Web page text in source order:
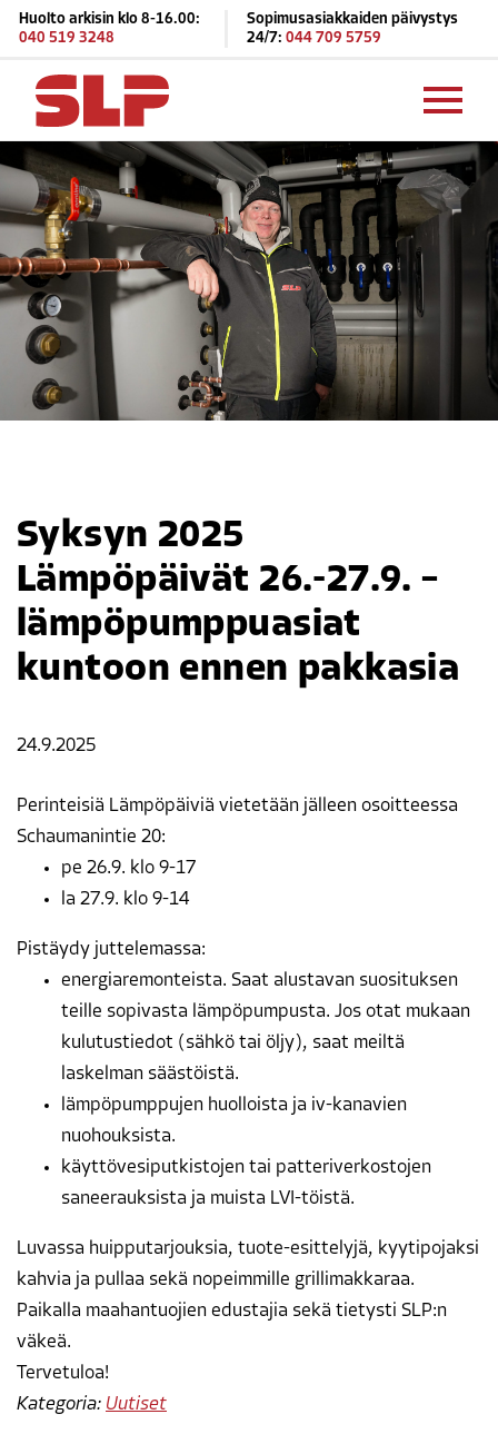
Huolto arkisin klo 8-16.00:
040 519 3248
Sopimusasiakkaiden päivystys
24/7: 044 709 5759
Syksyn 2025
Lämpöpäivät 26.-27.9. –
lämpöpumppuasiat
kuntoon ennen pakkasia
24.9.2025
Perinteisiä Lämpöpäiviä vietetään jälleen osoitteessa
Schaumanintie 20:
pe 26.9. klo 9-17
la 27.9. klo 9-14
Pistäydy juttelemassa:
energiaremonteista. Saat alustavan suosituksen
teille sopivasta lämpöpumpusta. Jos otat mukaan
kulutustiedot (sähkö tai öljy), saat meiltä
laskelman säästöistä.
lämpöpumppujen huolloista ja iv-kanavien
nuohouksista.
käyttövesiputkistojen tai patteriverkostojen
saneerauksista ja muista LVI-töistä.
Luvassa huipputarjouksia, tuote-esittelyjä, kyytipojaksi
kahvia ja pullaa sekä nopeimmille grillimakkaraa.
Paikalla maahantuojien edustajia sekä tietysti SLP:n
väkeä.
Tervetuloa!
Kategoria: Uutiset